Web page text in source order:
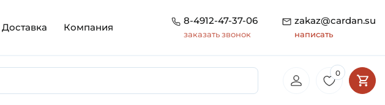
Доставка Компания
8-4912-47-37-06
заказать звонок
zakaz@cardan.su
написать
0